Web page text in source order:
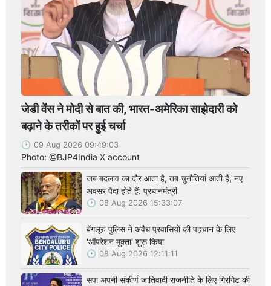
जेडी वेंस ने मोदी से बात की, भारत-अमेरिका साझेदारी को
बढ़ाने के तरीकों पर हुई चर्चा
09 Aug 2026 09:49:03
Photo: @BJP4India X account
जब बदलाव का दौर आता है, तब चुनौतियां आती हैं, नए
अवसर पैदा होते हैं: प्रधानमंत्री
08 Aug 2026 15:33:07
बेंगलूरु पुलिस ने अवैध प्रवासियों की पहचान के लिए
'ऑपरेशन मुक्ता' शुरू किया
08 Aug 2026 12:11:11
सपा अपनी संकीर्ण जातिवादी राजनीति के लिए गिरगिट की